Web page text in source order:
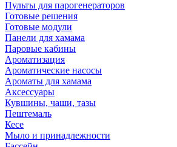
Пульты для парогенераторов
Готовые решения
Готовые модули
Панели для хамама
Паровые кабины
Ароматизация
Ароматические насосы
Ароматы для хамама
Аксессуары
Кувшины, чаши, тазы
Пештемаль
Кесе
Мыло и принадлежности